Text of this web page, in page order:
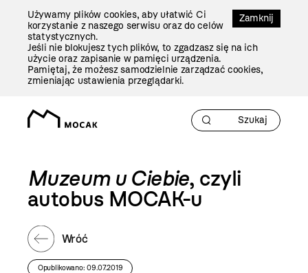
Zamknij
Używamy plików cookies, aby ułatwić Ci
korzystanie z naszego serwisu oraz do celów
statystycznych.
Jeśli nie blokujesz tych plików, to zgadzasz się na ich
użycie oraz zapisanie w pamięci urządzenia.
Pamiętaj, że możesz samodzielnie zarządzać cookies,
zmieniając ustawienia przeglądarki.
Muzeum u Ciebie, czyli
autobus MOCAK-u
Wróć
Opublikowano: 09.07.2019